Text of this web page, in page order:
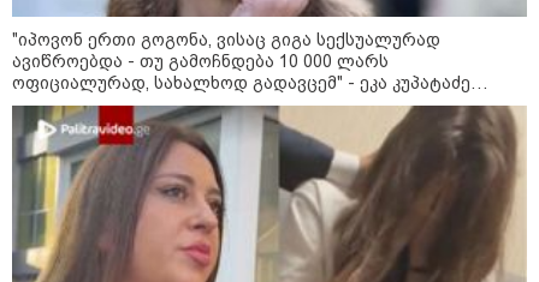
შეიძინე ალდაგის სამოგზაურო დაზღვევა და
მიიღე გაორმაგებული ინტერნეტი
Faceამბები
"იპოვონ ერთი გოგონა, ვისაც გიგა სექსუალურად
ავიწროებდა - თუ გამოჩნდება 10 000 ლარს
ოფიციალურად, სახალხოდ გადავცემ" - ეკა კუპატაძე
განცხადებას ავრცელებს